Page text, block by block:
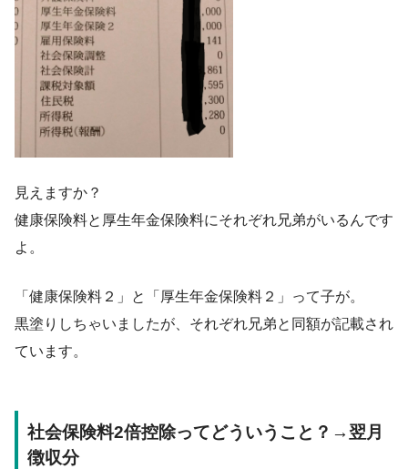
見えますか？
健康保険料と厚生年金保険料にそれぞれ兄弟がいるんです
よ。
「健康保険料２」と「厚生年金保険料２」って子が。
黒塗りしちゃいましたが、それぞれ兄弟と同額が記載され
ています。
社会保険料2倍控除ってどういうこと？→翌月
徴収分